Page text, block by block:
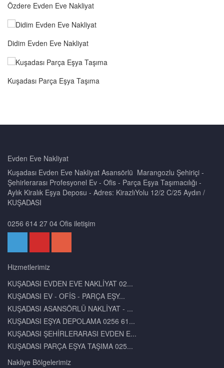
Özdere Evden Eve Nakliyat
Didim Evden Eve Nakliyat
Kuşadası Parça Eşya Taşıma
Evden Eve Nakliyat
Kuşadası Evden Eve Nakliyat Asansörlü Marangozlu Şehiriçi -
Şehirlerarası Profesyonel Ev - Ofis - Parça Eşya Taşımacılığı -
Aylık Kiralık Eşya Deposu - Adres: KirazlıYolu 12/2 C/25 Aydın /
KUŞADASI
0256 614 27 04 Ofis iletişim
Hizmetlerimiz
KUŞADASI EVDEN EVE NAKLİYAT 02...
KUŞADASI EV - OFİS - PARÇA EŞY...
KUŞADASI ASANSÖRLÜ NAKLİYAT - ...
KUŞADASI EŞYA DEPOLAMA 0256 61...
KUŞADASI ŞEHİRLERARASI EVDEN E...
KUŞADASI PARÇA EŞYA TAŞIMA 025...
Nakliye Bölgelerimiz